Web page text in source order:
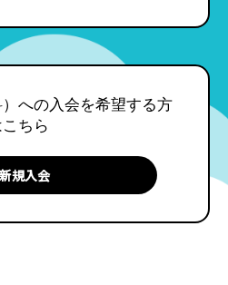
への入会を希望する方
ちら